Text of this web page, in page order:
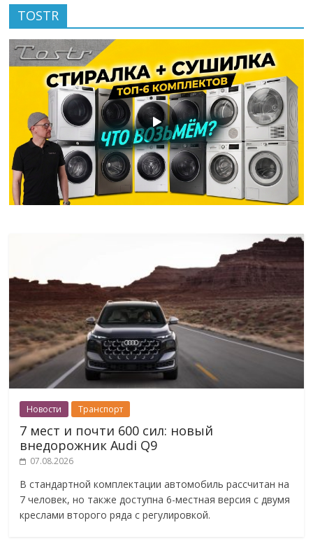
TOSTR
Новости Транспорт
7 мест и почти 600 сил: новый
внедорожник Audi Q9
07.08.2026
В стандартной комплектации автомобиль рассчитан на
7 человек, но также доступна 6-местная версия с двумя
креслами второго ряда с регулировкой.